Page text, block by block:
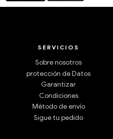
SERVICIOS
Sobre nosotros
protección de Datos
Garantizar
Condiciones
Método de envío
Sigue tu pedido